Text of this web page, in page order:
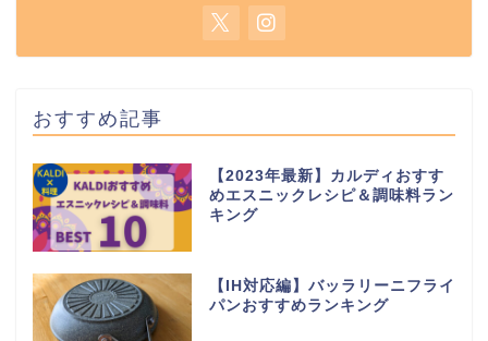
おすすめ記事
【2023年最新】カルディおすす
めエスニックレシピ＆調味料ラン
キング
【IH対応編】バッラリーニフライ
パンおすすめランキング